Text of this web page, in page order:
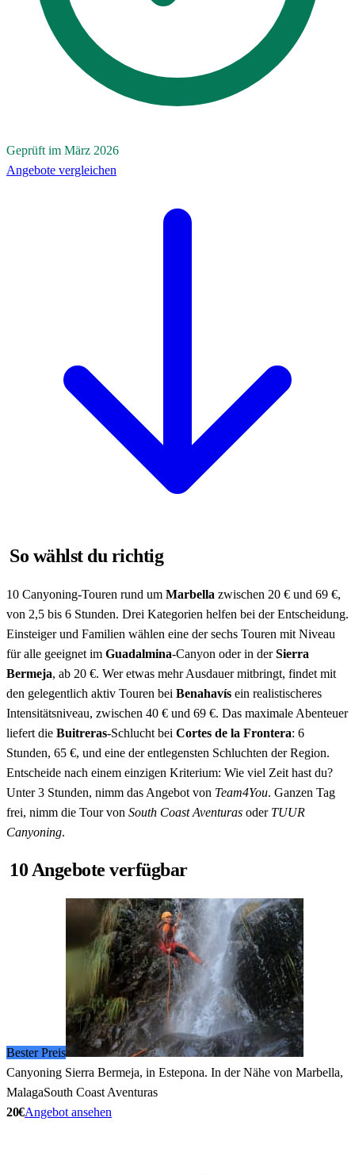
Geprüft im März 2026
Angebote vergleichen
So wählst du richtig
10 Canyoning-Touren rund um Marbella zwischen 20 € und 69 €,
von 2,5 bis 6 Stunden. Drei Kategorien helfen bei der Entscheidung.
Einsteiger und Familien wählen eine der sechs Touren mit Niveau
für alle geeignet im Guadalmina-Canyon oder in derSierra
Bermeja, ab 20 €. Wer etwas mehr Ausdauer mitbringt, findet mit
den gelegentlich aktiv Touren bei Benahavís ein realistischeres
Intensitätsniveau, zwischen 40 € und 69 €. Das maximale Abenteuer
liefert die Buitreras-Schlucht bei Cortes de la Frontera: 6
Stunden, 65 €, und eine der entlegensten Schluchten der Region.
Entscheide nach einem einzigen Kriterium: Wie viel Zeit hast du?
Unter 3 Stunden, nimm das Angebot von Team4You. Ganzen Tag
frei, nimm die Tour von South Coast Aventuras oder TUUR
Canyoning.
10 Angebote verfügbar
Bester Preis
Canyoning Sierra Bermeja, in Estepona. In der Nähe von Marbella,
MalagaSouth Coast Aventuras
20€Angebot ansehen